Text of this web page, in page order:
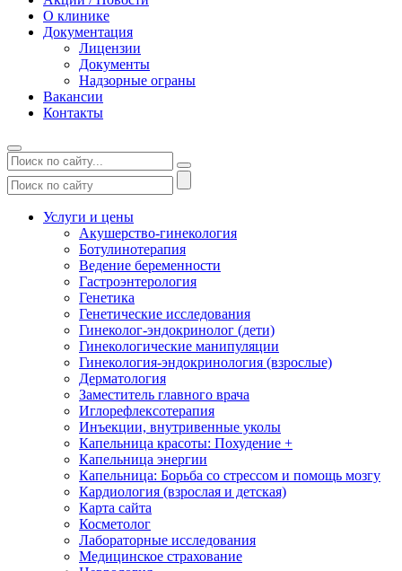
О клинике
Документация
Лицензии
Документы
Надзорные ограны
Вакансии
Контакты
Услуги и цены
Акушерство-гинекология
Ботулинотерапия
Ведение беременности
Гастроэнтерология
Генетика
Генетические исследования
Гинеколог-эндокринолог (дети)
Гинекологические манипуляции
Гинекология-эндокринология (взрослые)
Дерматология
Заместитель главного врача
Иглорефлексотерапия
Инъекции, внутривенные уколы
Капельница красоты: Похудение +
Капельница энергии
Капельница: Борьба со стрессом и помощь мозгу
Кардиология (взрослая и детская)
Карта сайта
Косметолог
Лабораторные исследования
Медицинское страхование